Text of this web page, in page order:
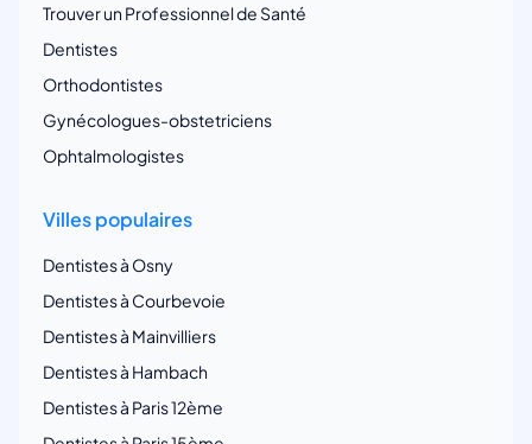
Trouver un Professionnel de Santé
Dentistes
Orthodontistes
Gynécologues-obstetriciens
Ophtalmologistes
Villes populaires
Dentistes à Osny
Dentistes à Courbevoie
Dentistes à Mainvilliers
Dentistes à Hambach
Dentistes à Paris 12ème